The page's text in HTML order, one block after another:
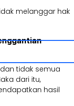
melanggar hak
tidak semua
dari itu,
hasil